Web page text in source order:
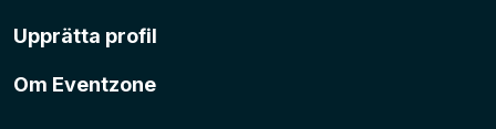
Upprätta profil
Om Eventzone